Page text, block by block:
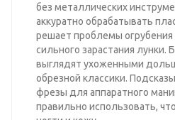
без металлических
аккуратно обрабатывать
решает проблемы огрубения
сильного зарастания лунки.
выглядят ухоженными
обрезной классики.
фрезы для аппаратного
правильно использовать,